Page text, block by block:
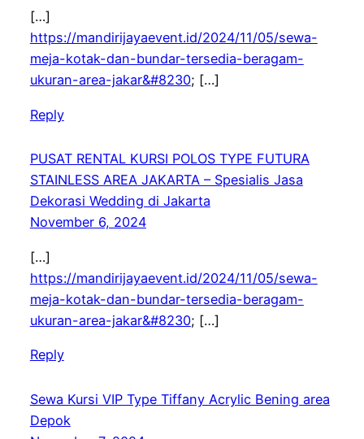
[…]
https://mandirijayaevent.id/2024/11/05/sewa-
meja-kotak-dan-bundar-tersedia-beragam-
ukuran-area-jakar&#8230; […]
Reply
PUSAT RENTAL KURSI POLOS TYPE FUTURA
STAINLESS AREA JAKARTA – Spesialis Jasa
Dekorasi Wedding di Jakarta
November 6, 2024
[…]
https://mandirijayaevent.id/2024/11/05/sewa-
meja-kotak-dan-bundar-tersedia-beragam-
ukuran-area-jakar&#8230; […]
Reply
Sewa Kursi VIP Type Tiffany Acrylic Bening area
Depok